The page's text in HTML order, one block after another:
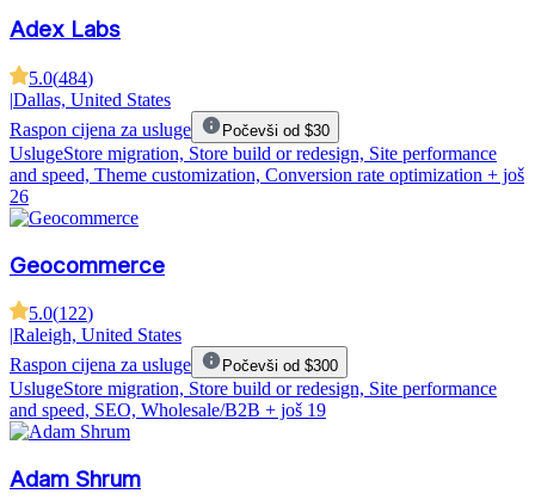
Adex Labs
5.0(484)
|Dallas, United States
Raspon cijena za usluge
Počevši od $30
UslugeStore migration, Store build or redesign, Site performance
and speed, Theme customization, Conversion rate optimization + još
26
Geocommerce
5.0(122)
|Raleigh, United States
Raspon cijena za usluge
Počevši od $300
UslugeStore migration, Store build or redesign, Site performance
and speed, SEO, Wholesale/B2B + još 19
Adam Shrum